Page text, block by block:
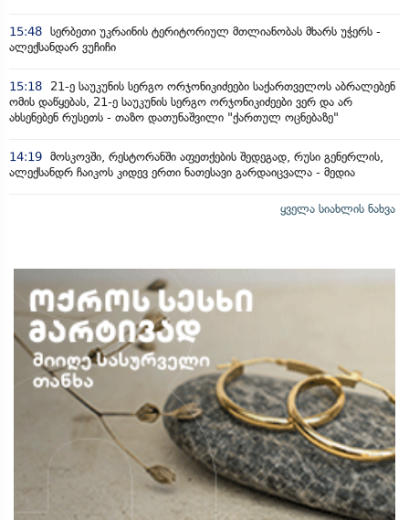
15:48 სერბეთი უკრაინის ტერიტორიულ მთლიანობას მხარს უჭერს -
ალექსანდარ ვუჩიჩი
15:18
21-ე საუკუნის სერგო ორჯონიკიძეები საქართველოს აბრალებენ
ომის დაწყებას, 21-ე საუკუნის სერგო ორჯონიკიძეები ვერ და არ
ახსენებენ რუსეთს - თაზო დათუნაშვილი "ქართულ ოცნებაზე"
14:19 მოსკოვში, რესტორანში აფეთქების შედეგად, რუსი გენერლის,
ალექსანდრ ჩაიკოს კიდევ ერთი ნათესავი გარდაიცვალა - მედია
ყველა სიახლის ნახვა